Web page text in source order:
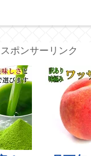
スポンサーリンク